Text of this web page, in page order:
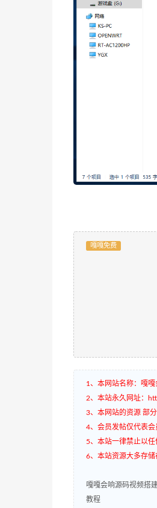
嘎嘎免费
1、本网站名称：嘎嘎
2、本站永久网址：
3、本网站的资源 部
4、会员发帖仅代表会
5、本站一律禁止以
6、本站资源大多存
嘎嘎会响源码视频搭
教程